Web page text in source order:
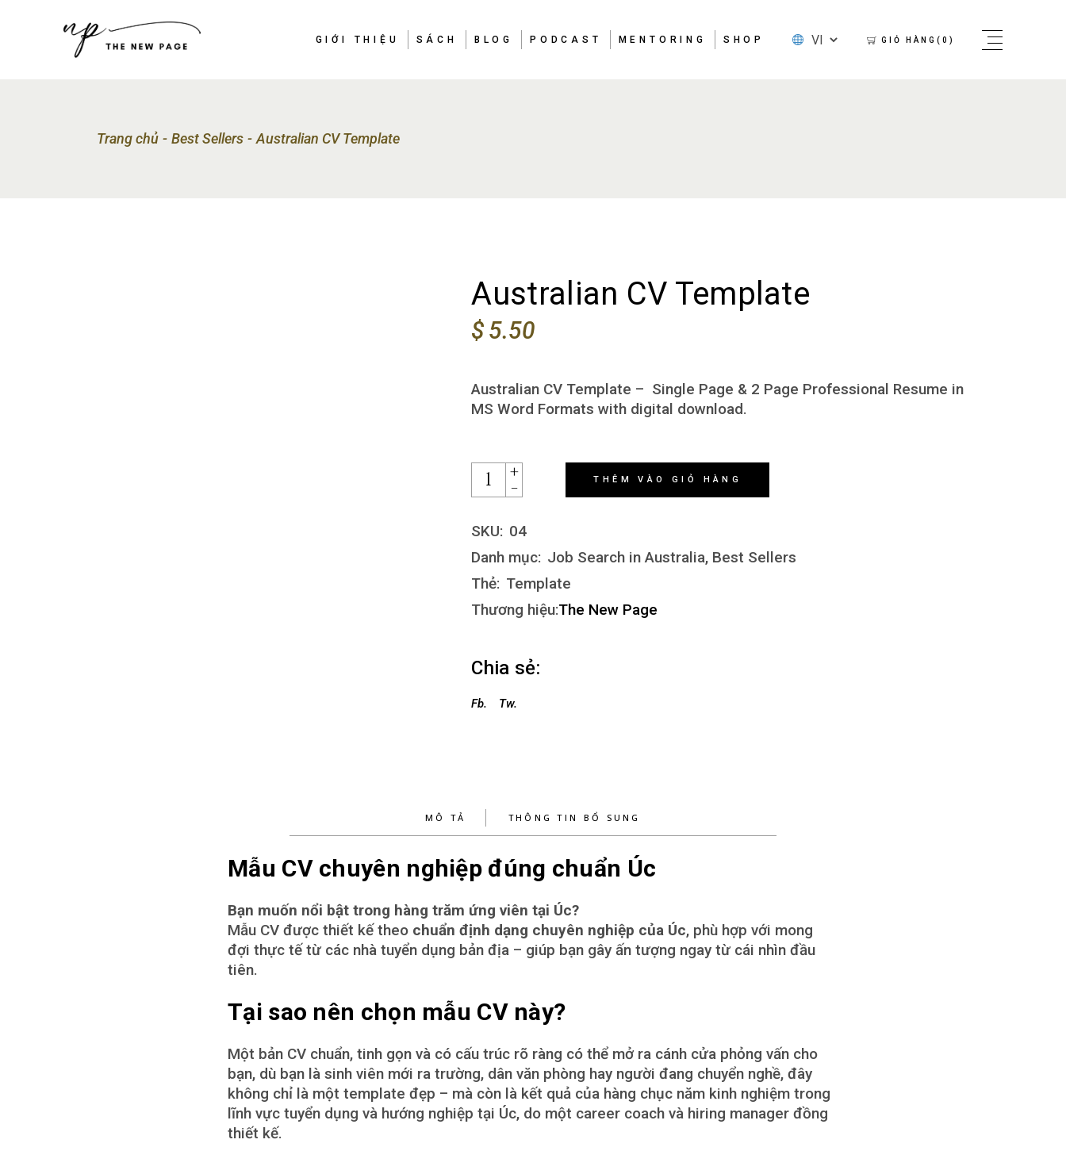
GIỚI THIỆU SÁCH BLOG PODCAST MENTORING SHOP GIỎ HÀNG(0)
TÌM VIỆC Ở ÚC
Trang chủ Best Sellers Australian CV Template
Australian CV Template
$ 5.50
Australian CV Template – Single Page & 2 Page Professional Resume in
MS Word Formats with digital download.
-
+ THÊM VÀO GIỎ HÀNG
SKU: 04
Danh mục: Job Search in Australia, Best Sellers
Thẻ: Template
Thương hiệu:The New Page
Chia sẻ:
Fb. Tw.
MÔ TẢ THÔNG TIN BỔ SUNG
Mẫu CV chuyên nghiệp đúng chuẩn Úc
Bạn muốn nổi bật trong hàng trăm ứng viên tại Úc?
Mẫu CV được thiết kế theo chuẩn định dạng chuyên nghiệp của Úc, phù hợp với mong
đợi thực tế từ các nhà tuyển dụng bản địa – giúp bạn gây ấn tượng ngay từ cái nhìn đầu
tiên.
Tại sao nên chọn mẫu CV này?
Một bản CV chuẩn, tinh gọn và có cấu trúc rõ ràng có thể mở ra cánh cửa phỏng vấn cho
bạn, dù bạn là sinh viên mới ra trường, dân văn phòng hay người đang chuyển nghề, đây
không chỉ là một template đẹp – mà còn là kết quả của hàng chục năm kinh nghiệm trong
lĩnh vực tuyển dụng và hướng nghiệp tại Úc, do một career coach và hiring manager đồng
thiết kế.